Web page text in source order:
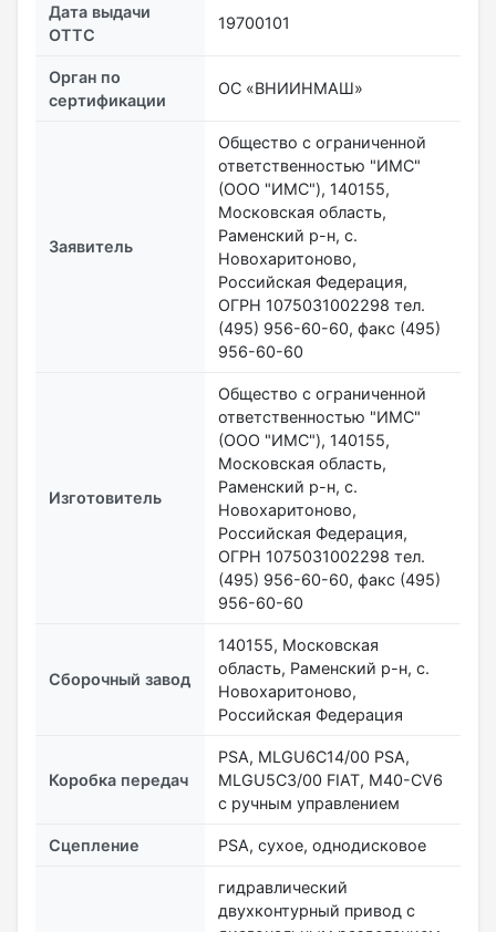
Дата выдачи
ОТТС
19700101
Орган по
сертификации
ОС «ВНИИНМАШ»
Заявитель
Общество с ограниченной
ответственностью "ИМС"
(ООО "ИМС"), 140155,
Московская область,
Раменский р-н, с.
Новохаритоново,
Российская Федерация,
ОГРН 1075031002298 тел.
(495) 956-60-60, факс (495)
956-60-60
Изготовитель
Общество с ограниченной
ответственностью "ИМС"
(ООО "ИМС"), 140155,
Московская область,
Раменский р-н, с.
Новохаритоново,
Российская Федерация,
ОГРН 1075031002298 тел.
(495) 956-60-60, факс (495)
956-60-60
Сборочный завод
140155, Московская
область, Раменский р-н, с.
Новохаритоново,
Российская Федерация
Коробка передач
PSA, MLGU6C14/00 PSA,
MLGU5С3/00 FIAT, M40-CV6
с ручным управлением
Сцепление PSA, сухое, однодисковое
гидравлический
двухконтурный привод с